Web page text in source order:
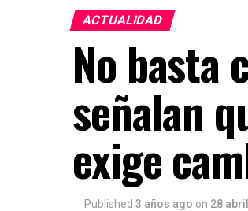
ACTUALIDAD
No basta
señalan
exige
Published 3 años ago on 28